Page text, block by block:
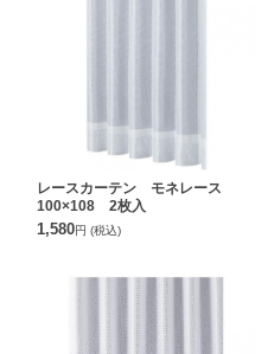
レースカーテン モネレース
100×108 2枚入
1,580円 (税込)